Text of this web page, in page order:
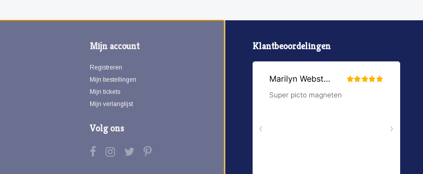
Mijn account
Registreren
Mijn bestellingen
Mijn tickets
Mijn verlanglijst
Volg ons
Klantbeoordelingen